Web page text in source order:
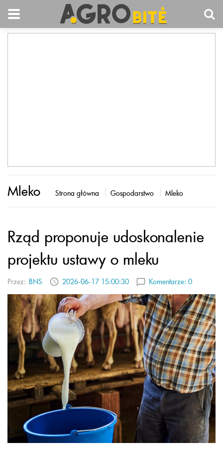
Mleko Strona główna Gospodarstwo Mleko
Rząd proponuje udoskonalenie
projektu ustawy o mleku
Przez: BNS 2026-06-17 15:00:30 Komentarze: 0